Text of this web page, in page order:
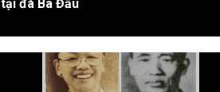
tại đá Ba Đầu